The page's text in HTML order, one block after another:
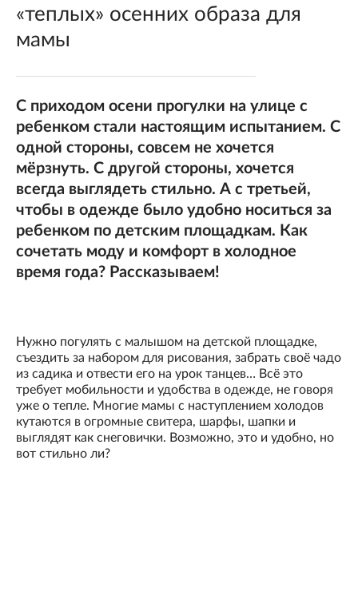
«теплых» осенних образа для
мамы
С приходом осени прогулки на улице с
ребенком стали настоящим испытанием. С
одной стороны, совсем не хочется
мёрзнуть. С другой стороны, хочется
всегда выглядеть стильно. А с третьей,
чтобы в одежде было удобно носиться за
ребенком по детским площадкам. Как
сочетать моду и комфорт в холодное
время года? Рассказываем!
Нужно погулять с малышом на детской площадке,
съездить за набором для рисования, забрать своё чадо
из садика и отвести его на урок танцев… Всё это
требует мобильности и удобства в одежде, не говоря
уже о тепле. Многие мамы с наступлением холодов
кутаются в огромные свитера, шарфы, шапки и
выглядят как снеговички. Возможно, это и удобно, но
вот стильно ли?